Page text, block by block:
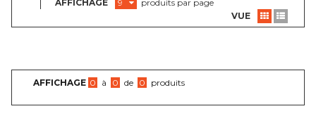
AFFICHAGE
9
produits par page
VUE
AFFICHAGE 0 à 0 de 0 produits